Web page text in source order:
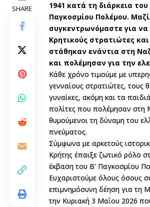
SHARE
1941 κατά τη διάρκεια
Παγκοσμίου Πολέμου.
συγκεντρωνόμαστε για να
Κρητικούς στρατιώτες
στάθηκαν ενάντια στη
και πολέμησαν για την
Κάθε χρόνο τιμούμε με
γενναίους στρατιώτες, τους
γυναίκες, ακόμη και τα
πολίτες που πολέμησαν στη
θυμούμενοι τη δύναμη του
πνεύματος.
Σύμφωνα με αρκετούς
Κρήτης έπαιξε ζωτικό ρόλο
έκβαση του Β’ Παγκοσμίου
Ευχαριστούμε όλους όσους
επιμνημόσυνη δέηση για τη
την Κυριακή 3 Μαΐου 2026